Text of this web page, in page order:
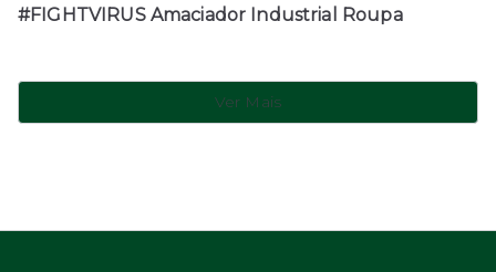
#FIGHTVIRUS Amaciador Industrial Roupa
Ver Mais